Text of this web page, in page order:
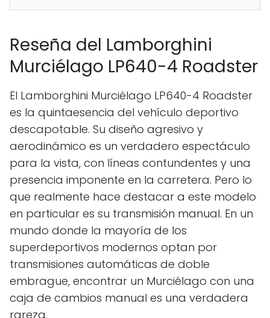
Reseña del Lamborghini
Murciélago LP640-4 Roadster
El Lamborghini Murciélago LP640-4 Roadster
es la quintaesencia del vehículo deportivo
descapotable. Su diseño agresivo y
aerodinámico es un verdadero espectáculo
para la vista, con líneas contundentes y una
presencia imponente en la carretera. Pero lo
que realmente hace destacar a este modelo
en particular es su transmisión manual. En un
mundo donde la mayoría de los
superdeportivos modernos optan por
transmisiones automáticas de doble
embrague, encontrar un Murciélago con una
caja de cambios manual es una verdadera
rareza.